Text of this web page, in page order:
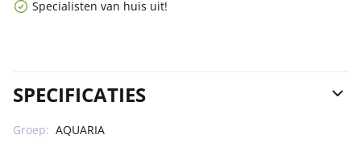
Specialisten van huis uit!
SPECIFICATIES
Groep: AQUARIA